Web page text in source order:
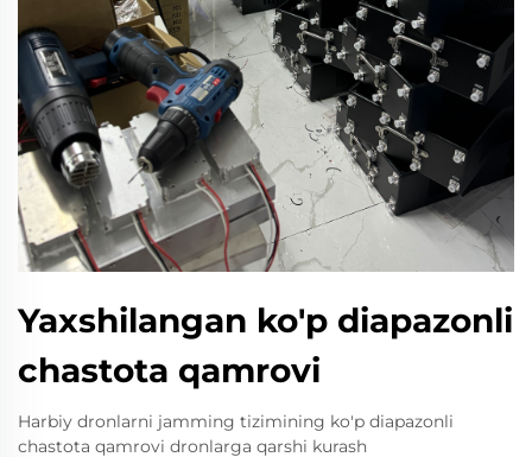
Yaxshilangan ko'p diapazonli
chastota qamrovi
Harbiy dronlarni jamming tizimining ko'p diapazonli
chastota qamrovi dronlarga qarshi kurash